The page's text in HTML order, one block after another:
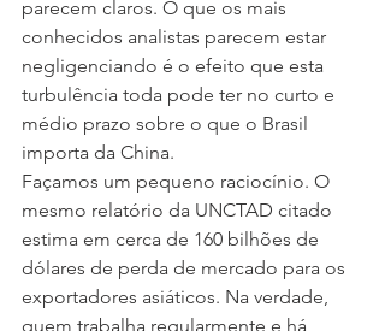
parecem claros. O que os mais
conhecidos analistas parecem estar
negligenciando é o efeito que esta
turbulência toda pode ter no curto e
médio prazo sobre o que o Brasil
importa da China.
Façamos um pequeno raciocínio. O
mesmo relatório da UNCTAD citado
estima em cerca de 160 bilhões de
dólares de perda de mercado para os
exportadores asiáticos. Na verdade,
quem trabalha regularmente e há